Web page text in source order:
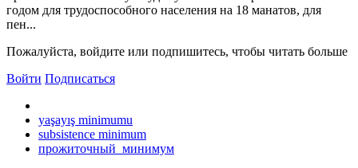
годом для трудоспособного населения на 18 манатов, для
пен...
Пожалуйста, войдите или подпишитесь, чтобы читать больше
Войти Подписаться
yaşayış minimumu
subsistence minimum
прожиточный минимум